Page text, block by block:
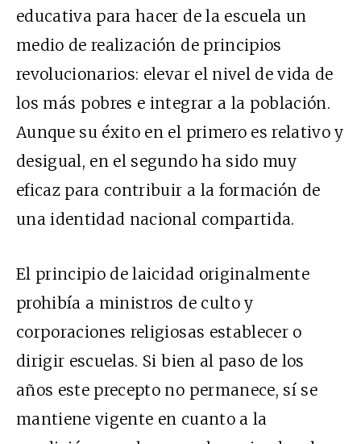
educativa para hacer de la escuela un
medio de realización de principios
revolucionarios: elevar el nivel de vida de
los más pobres e integrar a la población.
Aunque su éxito en el primero es relativo y
desigual, en el segundo ha sido muy
eficaz para contribuir a la formación de
una identidad nacional compartida.
El principio de laicidad originalmente
prohibía a ministros de culto y
corporaciones religiosas establecer o
dirigir escuelas. Si bien al paso de los
años este precepto no permanece, sí se
mantiene vigente en cuanto a la